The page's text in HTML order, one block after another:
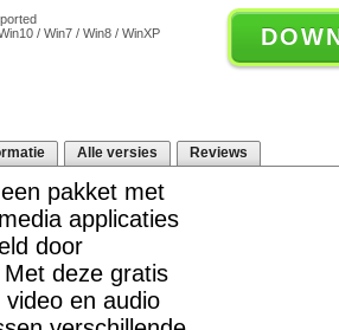
/ Win7 / Win8 / WinXP
Alle versies Reviews
pakket met
applicaties
door
deze gratis
en audio